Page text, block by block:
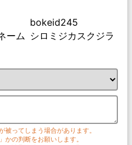
bokeid245
ーム シロミジカスクジラ
ってしまう場合があります。
の判断をお願いします。